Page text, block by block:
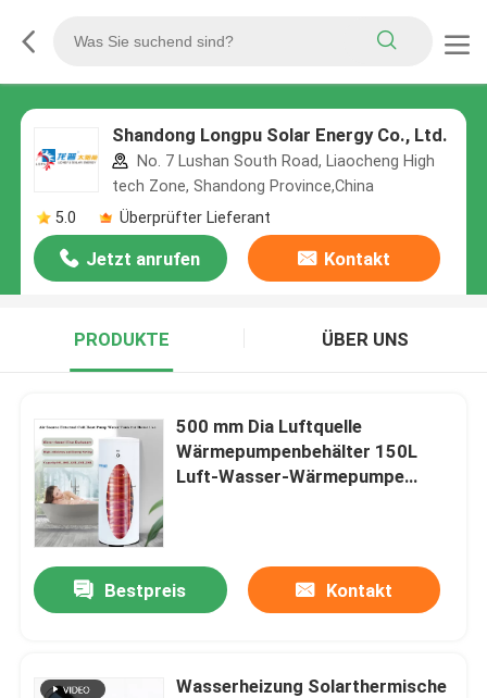
Shandong Longpu Solar Energy Co., Ltd.
No. 7 Lushan South Road, Liaocheng High
tech Zone, Shandong Province,China
5.0
Überprüfter Lieferant
Jetzt anrufen Kontakt
PRODUKTE ÜBER UNS
500 mm Dia Luftquelle
Wärmepumpenbehälter 150L
Luft-Wasser-Wärmepumpe
Bestpreis Kontakt
Wasserheizung Solarthermische